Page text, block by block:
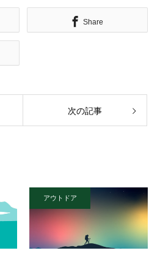
Share
次の記事
アウトドア